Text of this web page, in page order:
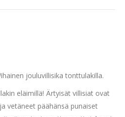
jouluvillisika tonttulakilla.
eläimillä! Ärtyisät villisiat ovat
vetäneet päähänsä punaiset